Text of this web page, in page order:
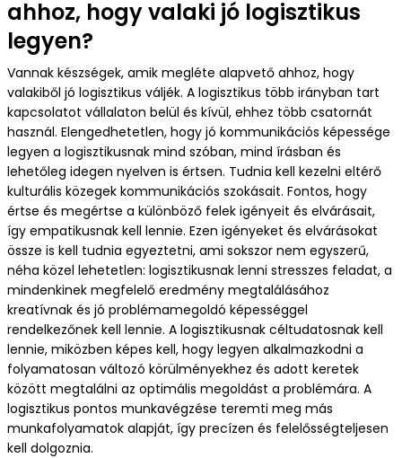
ahhoz, hogy valaki jó logisztikus
legyen?
Vannak készségek, amik megléte alapvető ahhoz, hogy
valakiből jó logisztikus váljék. A logisztikus több irányban tart
kapcsolatot vállalaton belül és kívül, ehhez több csatornát
használ. Elengedhetetlen, hogy jó kommunikációs képessége
legyen a logisztikusnak mind szóban, mind írásban és
lehetőleg idegen nyelven is értsen. Tudnia kell kezelni eltérő
kulturális közegek kommunikációs szokásait. Fontos, hogy
értse és megértse a különböző felek igényeit és elvárásait,
így empatikusnak kell lennie. Ezen igényeket és elvárásokat
össze is kell tudnia egyeztetni, ami sokszor nem egyszerű,
néha közel lehetetlen: logisztikusnak lenni stresszes feladat, a
mindenkinek megfelelő eredmény megtalálásához
kreatívnak és jó problémamegoldó képességgel
rendelkezőnek kell lennie. A logisztikusnak céltudatosnak kell
lennie, miközben képes kell, hogy legyen alkalmazkodni a
folyamatosan változó körülményekhez és adott keretek
között megtalálni az optimális megoldást a problémára. A
logisztikus pontos munkavégzése teremti meg más
munkafolyamatok alapját, így precízen és felelősségteljesen
kell dolgoznia.